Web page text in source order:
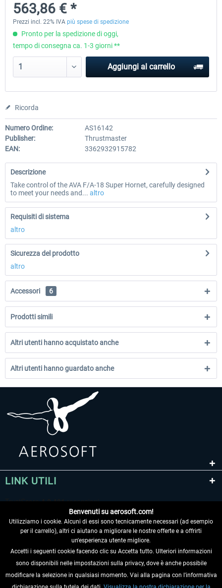
563,86 € *
Prezzi incl. 22% IVA più spese di spedizione
Pronto per la spedizione di oggi,
tempo di consegna ca. 1-3 giorni **
Aggiungi al carrello
Ricorda
Numero Ordine:
AS16142
Publisher:
Thrustmaster
EAN:
3362932915782
Descrizione
Take control of the AVA F/A-18 Super Hornet, carefully designed
to meet your needs and... altro
Requisiti di sistema
altro
Sicurezza del prodotto
altro
Accessori 6
Prodotti simili
Altri utenti hanno acquistato anche
Altri utenti hanno guardato anche
LINK UTILI
RECEDERE DAL CONTRATTO
Benvenuti su aerosoft.com!
Utilizziamo i cookie. Alcuni di essi sono tecnicamente necessari (ad esempio
per il carrello), altri ci aiutano a migliorare le nostre offerte e a offrirti
un'esperienza utente migliore.
Accetti i seguenti cookie facendo clic su Accetta tutto. Ulteriori informazioni
sono disponibili nelle impostazioni sulla privacy, dove è anche possibile
modificare la selezione in qualsiasi momento. Vai alla pagina con l'informativa